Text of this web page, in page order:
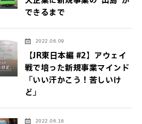
できるまで
2022.06.09
【JR東日本編 #2】アウェイ
戦で培った新規事業マインド
「いい汗かこう！苦しいけ
ど」
2022.06.16